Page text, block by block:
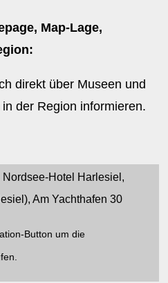
Map-Lage,
direkt über Museen und
der Region informieren.
Nordsee-Hotel Harlesiel,
Am Yachthafen 30
Button um die